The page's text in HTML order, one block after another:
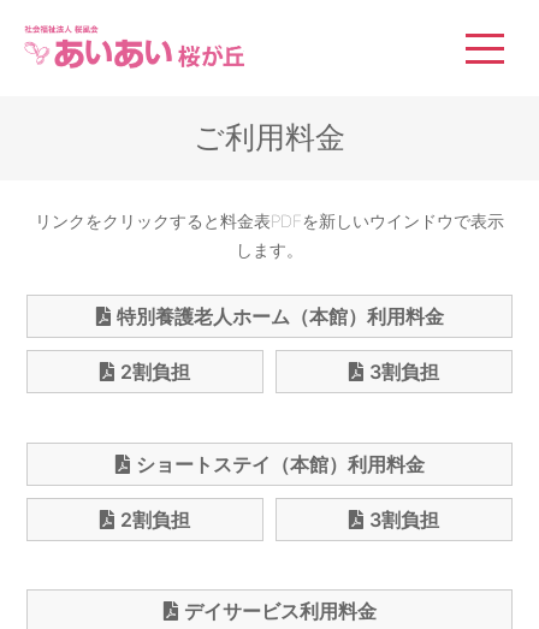
社会福祉法人 桜風会
ご利用料金
リンクをクリックすると料金表PDFを新しいウインドウで表示
します。
特別養護老人ホーム（本館）利用料金
2割負担 3割負担
ショートステイ（本館）利用料金
2割負担 3割負担
デイサービス利用料金